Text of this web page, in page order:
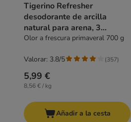
Tigerino Refresher
desodorante de arcilla
natural para arena, 3
variedades
Olor a frescura primaveral 700 g
5,99 €
8,56 € / kg
Valorar: 3.8/5 (357)
Añadir a la cesta